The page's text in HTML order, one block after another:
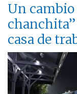
Un
casa de